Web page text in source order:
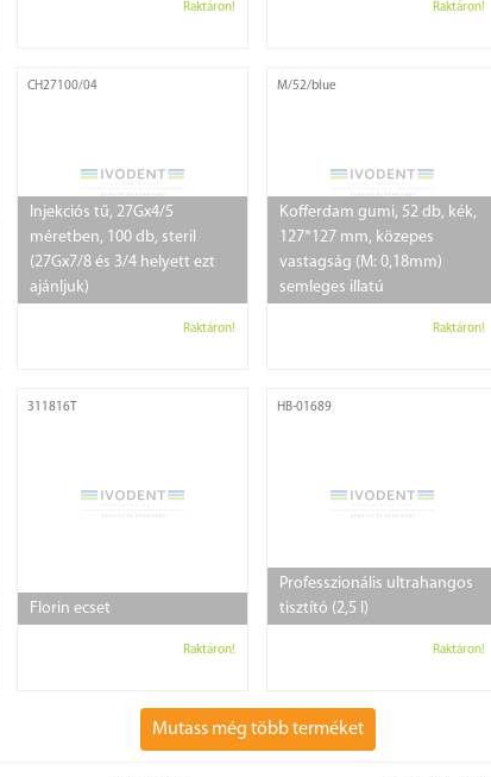
Raktáron! Raktáron!
CH27100/04
Injekciós tű, 27Gx4/5
méretben, 100 db, steril
(27Gx7/8 és 3/4 helyett ezt
ajánljuk)
Raktáron!
M/52/blue
Kofferdam gumi, 52 db, kék,
127*127 mm, közepes
vastagság (M: 0,18mm)
semleges illatú
Raktáron!
311816T
Florin ecset
Raktáron!
HB-01689
Professzionális ultrahangos
tisztító (2,5 l)
Raktáron!
Mutass még több terméket